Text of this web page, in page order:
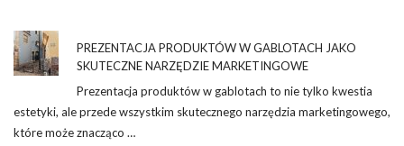
PREZENTACJA PRODUKTÓW W GABLOTACH JAKO
SKUTECZNE NARZĘDZIE MARKETINGOWE
Prezentacja produktów w gablotach to nie tylko kwestia
estetyki, ale przede wszystkim skutecznego narzędzia marketingowego,
które może znacząco …